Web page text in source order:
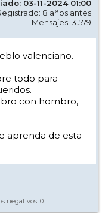
03-11-2024 01:00
8 años antes
Mensajes: 3.579
valenciano.
todo para
con hombro,
aprenda de esta
negativos: 0